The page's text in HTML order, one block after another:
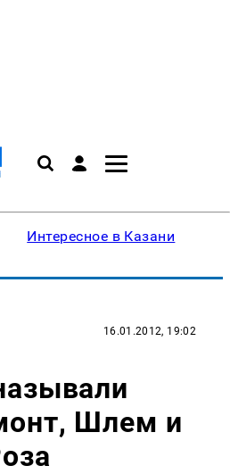
Интересное в Казани
16.01.2012, 19:02
Шлем и